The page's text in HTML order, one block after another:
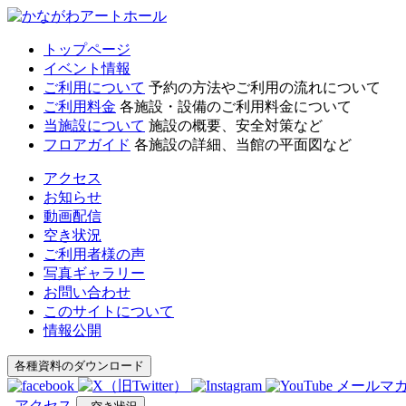
トップページ
イベント情報
ご利用について 予約の方法やご利用の流れについて
ご利用料金 各施設・設備のご利用料金について
当施設について 施設の概要、安全対策など
フロアガイド 各施設の詳細、当館の平面図など
アクセス
お知らせ
動画配信
空き状況
ご利用者様の声
写真ギャラリー
お問い合わせ
このサイトについて
情報公開
各種資料のダウンロード
メールマ